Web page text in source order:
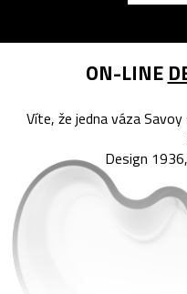
ON-LINE
Víte, že jedna váza
Design